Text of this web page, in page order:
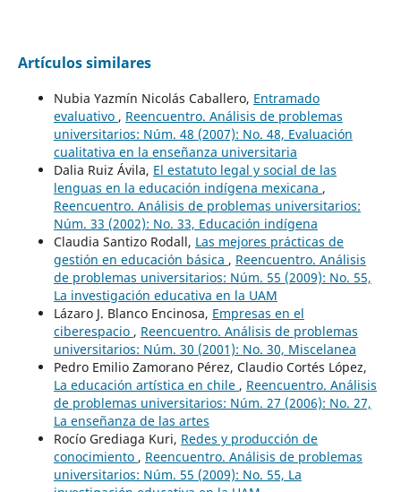
Artículos similares
Nubia Yazmín Nicolás Caballero, Entramado
evaluativo , Reencuentro. Análisis de problemas
universitarios: Núm. 48 (2007): No. 48, Evaluación
cualitativa en la enseñanza universitaria
Dalia Ruiz Ávila, El estatuto legal y social de las
lenguas en la educación indígena mexicana ,
Reencuentro. Análisis de problemas universitarios:
Núm. 33 (2002): No. 33, Educación indígena
Claudia Santizo Rodall, Las mejores prácticas de
gestión en educación básica , Reencuentro. Análisis
de problemas universitarios: Núm. 55 (2009): No. 55,
La investigación educativa en la UAM
Lázaro J. Blanco Encinosa, Empresas en el
ciberespacio , Reencuentro. Análisis de problemas
universitarios: Núm. 30 (2001): No. 30, Miscelanea
Pedro Emilio Zamorano Pérez, Claudio Cortés López,
La educación artística en chile , Reencuentro. Análisis
de problemas universitarios: Núm. 27 (2006): No. 27,
La enseñanza de las artes
Rocío Grediaga Kuri, Redes y producción de
conocimiento , Reencuentro. Análisis de problemas
universitarios: Núm. 55 (2009): No. 55, La